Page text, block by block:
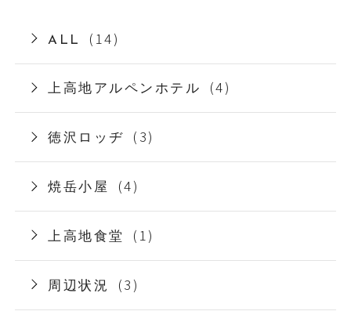
ALL (14)
上高地アルペンホテル (4)
徳沢ロッヂ (3)
焼岳小屋 (4)
上高地食堂 (1)
周辺状況 (3)